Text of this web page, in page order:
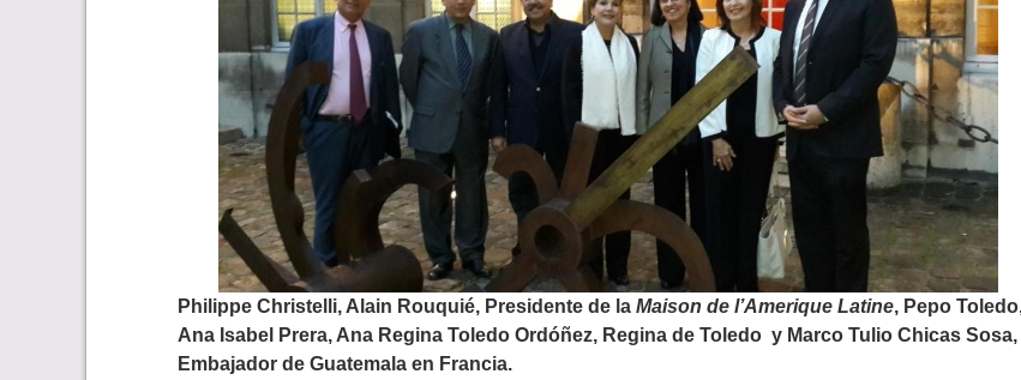
Philippe Christelli, Alain Rouquié, Presidente de la Maison de l’Amerique Latine, Pepo
Ana Isabel Prera, Ana Regina Toledo Ordóñez, Regina de Toledo y Marco Tulio Chicas Sosa,
Embajador de Guatemala en Francia.